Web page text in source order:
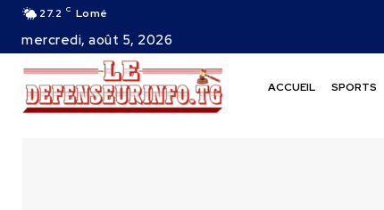
27.2 C Lomé
mercredi, août 5, 2026
ACCUEIL SPORTS